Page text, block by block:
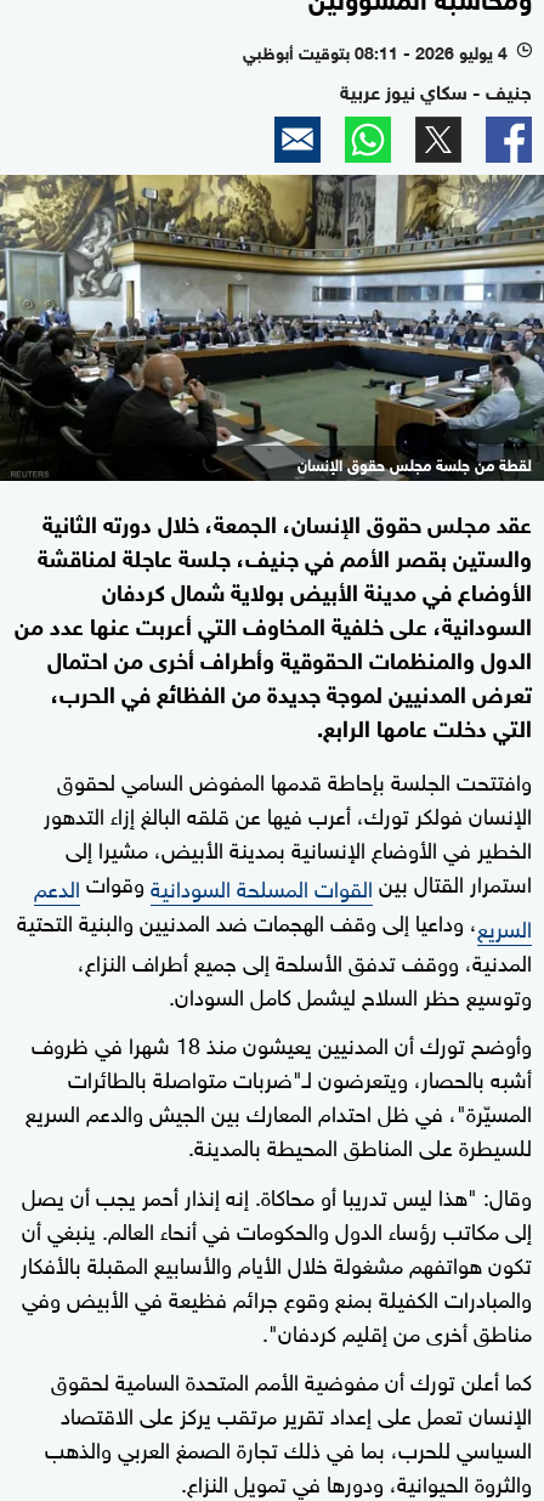
l 4 يوليو 2026 - 08:11 بتوقيت أبوظبي
جنيف - سكاي نيوز عربية
لقطة من جلسة مجلس حقوق الإنسان
عقد مجلس حقوق الإنسان، الجمعة، خلال دورته الثانية
والستين بقصر الأمم في جنيف، جلسة عاجلة لمناقشة
الأوضاع في مدينة الأبيض بولاية شمال كردفان
السودانية، على خلفية المخاوف التي أعربت عنها عدد من
الدول والمنظمات الحقوقية وأطراف أخرى من احتمال
تعرض المدنيين لموجة جديدة من الفظائع في الحرب،
التي دخلت عامها الرابع.
وافتتحت الجلسة بإحاطة قدمها المفوض السامي لحقوق
الإنسان فولكر تورك، أعرب فيها عن قلقه البالغ إزاء التدهور
الخطير في الأوضاع الإنسانية بمدينة الأبيض، مشيرا إلى
استمرار القتال بينالقوات المسلحة السودانيةوقواتالدعم
السريع، وداعيا إلى وقف الهجمات ضد المدنيين والبنية التحتية
المدنية، ووقف تدفق الأسلحة إلى جميع أطراف النزاع،
وتوسيع حظر السلاح ليشمل كامل السودان.
وأوضح تورك أن المدنيين يعيشون منذ 18 شهرا في ظروف
أشبه بالحصار، ويتعرضون لـ"ضربات متواصلة بالطائرات
المسيّرة"، في ظل احتدام المعارك بين الجيش والدعم السريع
للسيطرة على المناطق المحيطة بالمدينة.
وقال: "هذا ليس تدريبا أو محاكاة. إنه إنذار أحمر يجب أن يصل
إلى مكاتب رؤساء الدول والحكومات في أنحاء العالم. ينبغي أن
تكون هواتفهم مشغولة خلال الأيام والأسابيع المقبلة بالأفكار
والمبادرات الكفيلة بمنع وقوع جرائم فظيعة في الأبيض وفي
مناطق أخرى من إقليم كردفان".
كما أعلن تورك أن مفوضية الأمم المتحدة السامية لحقوق
الإنسان تعمل على إعداد تقرير مرتقب يركز على الاقتصاد
السياسي للحرب، بما في ذلك تجارة الصمغ العربي والذهب
والثروة الحيوانية، ودورها في تمويل النزاع.